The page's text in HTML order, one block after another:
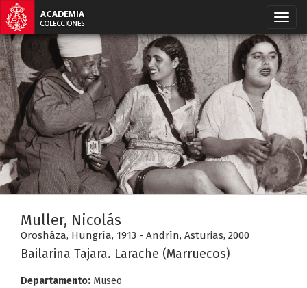
Muller, Nicolás
Orosháza, Hungría, 1913 - Andrín, Asturias, 2000
Bailarina Tajara. Larache (Marruecos)
Departamento: Museo